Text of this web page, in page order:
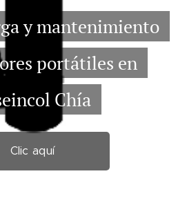
y mantenimiento
portátiles en
Chía
Clic aquí